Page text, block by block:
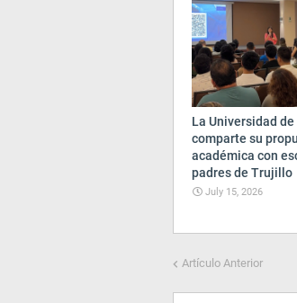
La Universidad de
comparte su
académica con
padres de Trujillo
July 15, 2026
Artículo Anterior